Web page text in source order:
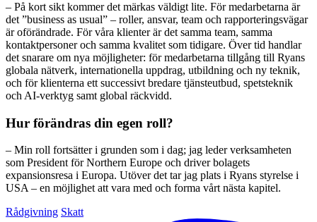
– På kort sikt kommer det märkas väldigt lite. För medarbetarna är
det ”business as usual” – roller, ansvar, team och rapporteringsvägar
är oförändrade. För våra klienter är det samma team, samma
kontaktpersoner och samma kvalitet som tidigare. Över tid handlar
det snarare om nya möjligheter: för medarbetarna tillgång till Ryans
globala nätverk, internationella uppdrag, utbildning och ny teknik,
och för klienterna ett successivt bredare tjänsteutbud, spetsteknik
och AI-verktyg samt global räckvidd.
Hur förändras din egen roll?
– Min roll fortsätter i grunden som i dag; jag leder verksamheten
som President för Northern Europe och driver bolagets
expansionsresa i Europa. Utöver det tar jag plats i Ryans styrelse i
USA – en möjlighet att vara med och forma vårt nästa kapitel.
Rådgivning Skatt